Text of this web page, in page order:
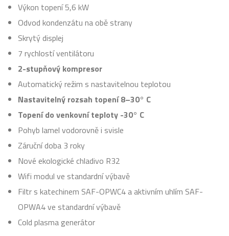
Výkon topení 5,6 kW
Odvod kondenzátu na obě strany
Skrytý displej
7 rychlostí ventilátoru
2-stupňový kompresor
Automatický režim s nastavitelnou teplotou
Nastavitelný rozsah topení 8–30° C
Topení do venkovní teploty -30° C
Pohyb lamel vodorovně i svisle
Záruční doba 3 roky
Nové ekologické chladivo R32
Wifi modul ve standardní výbavě
Filtr s katechinem SAF-OPWC4 a aktivním uhlím SAF-
OPWA4 ve standardní výbavě
Cold plasma generátor